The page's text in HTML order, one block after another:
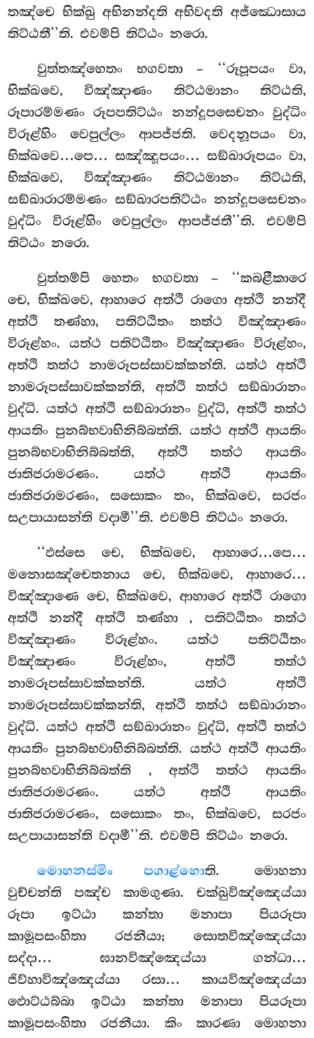
තඤ්චෙ භික්ඛු අභිනන්දති අභිවදති අජ්ඣොසාය
තිට්ඨතී’’ති. එවම්පි තිට්ඨං නරො.
වුත්තඤ්හෙතං භගවතා – ‘‘රූපූපයං වා,
භික්ඛවෙ, විඤ්ඤාණං තිට්ඨමානං තිට්ඨති,
රූපාරම්මණං රූපපතිට්ඨං නන්දූපසෙචනං වුද්ධිං
විරූළ්හිං වෙපුල්ලං ආපජ්ජති. වෙදනූපයං වා,
භික්ඛවෙ…පෙ… සඤ්ඤූපයං… සඞ්ඛාරූපයං වා,
භික්ඛවෙ, විඤ්ඤාණං තිට්ඨමානං තිට්ඨති,
සඞ්ඛාරාරම්මණං සඞ්ඛාරපතිට්ඨං නන්දූපසෙචනං
වුද්ධිං විරූළ්හිං වෙපුල්ලං ආපජ්ජතී’’ති. එවම්පි
තිට්ඨං නරො.
වුත්තම්පි හෙතං භගවතා – ‘‘කබළීකාරෙ
චෙ, භික්ඛවෙ, ආහාරෙ අත්ථි රාගො අත්ථි නන්දී
අත්ථි තණ්හා, පතිට්ඨිතං තත්ථ විඤ්ඤාණං
විරූළ්හං. යත්ථ පතිට්ඨිතං විඤ්ඤාණං විරූළ්හං,
අත්ථි තත්ථ නාමරූපස්සාවක්කන්ති. යත්ථ අත්ථි
නාමරූපස්සාවක්කන්ති, අත්ථි තත්ථ සඞ්ඛාරානං
වුද්ධි. යත්ථ අත්ථි සඞ්ඛාරානං වුද්ධි, අත්ථි තත්ථ
ආයතිං පුනබ්භවාභිනිබ්බත්ති. යත්ථ අත්ථි ආයතිං
පුනබ්භවාභිනිබ්බත්ති, අත්ථි තත්ථ ආයතිං
ජාතිජරාමරණං. යත්ථ අත්ථි ආයතිං
ජාතිජරාමරණං, සසොකං තං, භික්ඛවෙ, සරජං
සඋපායාසන්ති වදාමී’’ති. එවම්පි තිට්ඨං නරො.
‘‘ඵස්සෙ චෙ, භික්ඛවෙ, ආහාරෙ…පෙ…
මනොසඤ්චෙතනාය චෙ, භික්ඛවෙ, ආහාරෙ…
විඤ්ඤාණෙ චෙ, භික්ඛවෙ, ආහාරෙ අත්ථි රාගො
අත්ථි නන්දී අත්ථි තණ්හා, පතිට්ඨිතං තත්ථ
විඤ්ඤාණං විරූළ්හං. යත්ථ පතිට්ඨිතං
විඤ්ඤාණං විරූළ්හං, අත්ථි තත්ථ
නාමරූපස්සාවක්කන්ති. යත්ථ අත්ථි
නාමරූපස්සාවක්කන්ති, අත්ථි තත්ථ සඞ්ඛාරානං
වුද්ධි. යත්ථ අත්ථි සඞ්ඛාරානං වුද්ධි, අත්ථි තත්ථ
ආයතිං පුනබ්භවාභිනිබ්බත්ති. යත්ථ අත්ථි ආයතිං
පුනබ්භවාභිනිබ්බත්ති , අත්ථි තත්ථ ආයතිං
ජාතිජරාමරණං. යත්ථ අත්ථි ආයතිං
ජාතිජරාමරණං, සසොකං තං, භික්ඛවෙ, සරජං
සඋපායාසන්ති වදාමී’’ති. එවම්පි තිට්ඨං නරො.
මොහනස්මිං පගාළ්හොති. මොහනා
වුච්චන්ති පඤ්ච කාමගුණා. චක්ඛුවිඤ්ඤෙය්යා
රූපා ඉට්ඨා කන්තා මනාපා පියරූපා
කාමූපසංහිතා රජනීයා; සොතවිඤ්ඤෙය්යා
සද්දා… ඝානවිඤ්ඤෙය්යා ගන්ධා…
ජිව්හාවිඤ්ඤෙය්යා රසා… කායවිඤ්ඤෙය්යා
ඵොට්ඨබ්බා ඉට්ඨා කන්තා මනාපා පියරූපා
කාමූපසංහිතා රජනීයා. කිං කාරණා මොහනා